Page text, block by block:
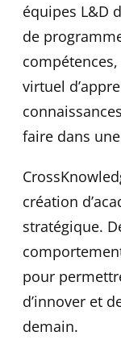
équipes L&D
de
virtuel
faire dans
création
stratégique.
pour
d’innover et
demain.